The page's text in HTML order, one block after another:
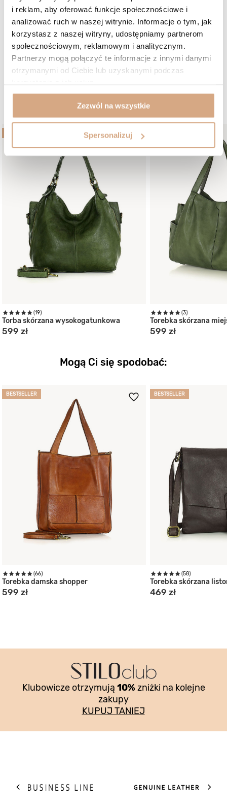
i reklam, aby oferować funkcje społecznościowe i
analizować ruch w naszej witrynie. Informacje o tym, jak
korzystasz z naszej witryny, udostępniamy partnerom
społecznościowym, reklamowym i analitycznym.
Partnerzy mogą połączyć te informacje z innymi danymi
otrzymanymi od Ciebie lub uzyskanymi podczas
Zezwól na wszystkie
Spersonalizuj
pasek mógłby być o centymetr szerszy. Ale i tak świetnie, że jest.
Ewa, Łódź
Czy opinia była pomocna? 2
ZOBACZ WIĘCEJ
W podobnym kolorze:
(19)
Torba skórzana wysokogatunkowa
599 zł
(3)
Torebka skórzana
599 zł
Mogą Ci się spodobać:
BESTSELLER
(66)
Torebka damska shopper
599 zł
BESTSELLER
(58)
Torebka skórzana
469 zł
Klubowicze otrzymują 10% zniżki na kolejne
zakupy
KUPUJ TANIEJ